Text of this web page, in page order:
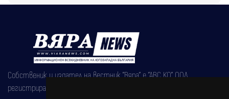
Собственик и издател на вестник "Вяра" е "АВС КО" ООД,
регистрирана на 08.05.2002 година.